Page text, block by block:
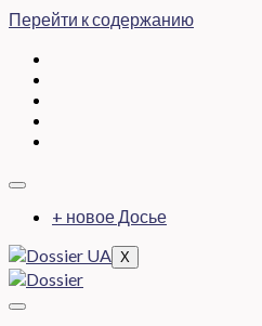
Перейти к содержанию
+ новое Досье
X